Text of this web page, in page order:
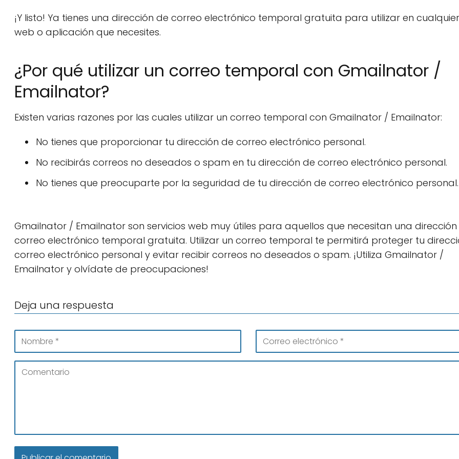
¡Y listo! Ya tienes una dirección de correo electrónico temporal gratuita para utilizar en
web o aplicación que necesites.
¿Por qué utilizar un correo temporal con Gmailnator /
Emailnator?
Existen varias razones por las cuales utilizar un correo temporal con Gmailnator / Emailnator:
No tienes que proporcionar tu dirección de correo electrónico personal.
No recibirás correos no deseados o spam en tu dirección de correo electrónico personal.
No tienes que preocuparte por la seguridad de tu dirección de correo electrónico personal.
Gmailnator / Emailnator son servicios web muy útiles para aquellos que necesitan una
correo electrónico temporal gratuita. Utilizar un correo temporal te permitirá proteger tu
correo electrónico personal y evitar recibir correos no deseados o spam. ¡Utiliza Gmailnator /
Emailnator y olvídate de preocupaciones!
Deja una respuesta